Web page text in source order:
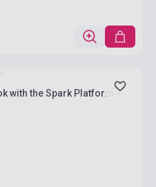
with the Spark Platform -